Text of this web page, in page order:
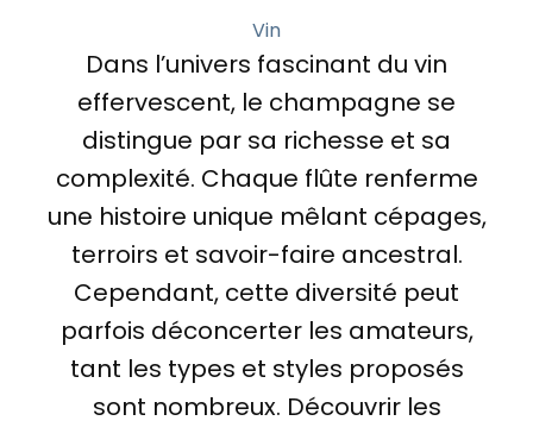
Vin
Dans l’univers fascinant du vin
effervescent, le champagne se
distingue par sa richesse et sa
complexité. Chaque flûte renferme
une histoire unique mêlant cépages,
terroirs et savoir-faire ancestral.
Cependant, cette diversité peut
parfois déconcerter les amateurs,
tant les types et styles proposés
sont nombreux. Découvrir les